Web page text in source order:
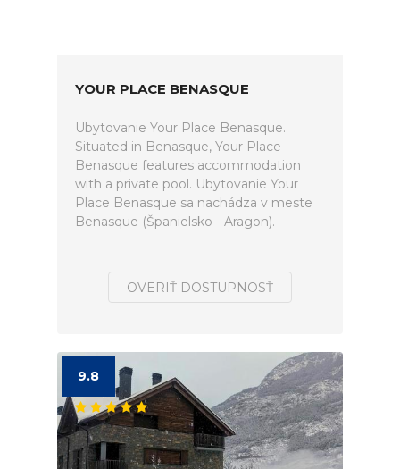
YOUR PLACE BENASQUE
Ubytovanie Your Place Benasque.
Situated in Benasque, Your Place
Benasque features accommodation
with a private pool. Ubytovanie Your
Place Benasque sa nachádza v meste
Benasque (Španielsko - Aragon).
OVERIŤ DOSTUPNOSŤ
9.8